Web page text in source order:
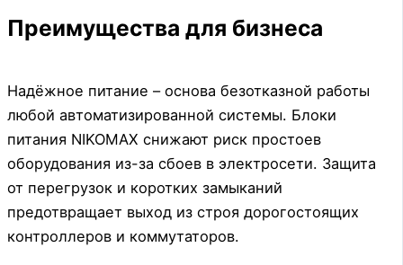
Преимущества для бизнеса
Надёжное питание – основа безотказной работы
любой автоматизированной системы. Блоки
питания NIKOMAX снижают риск простоев
оборудования из-за сбоев в электросети. Защита
от перегрузок и коротких замыканий
предотвращает выход из строя дорогостоящих
контроллеров и коммутаторов.